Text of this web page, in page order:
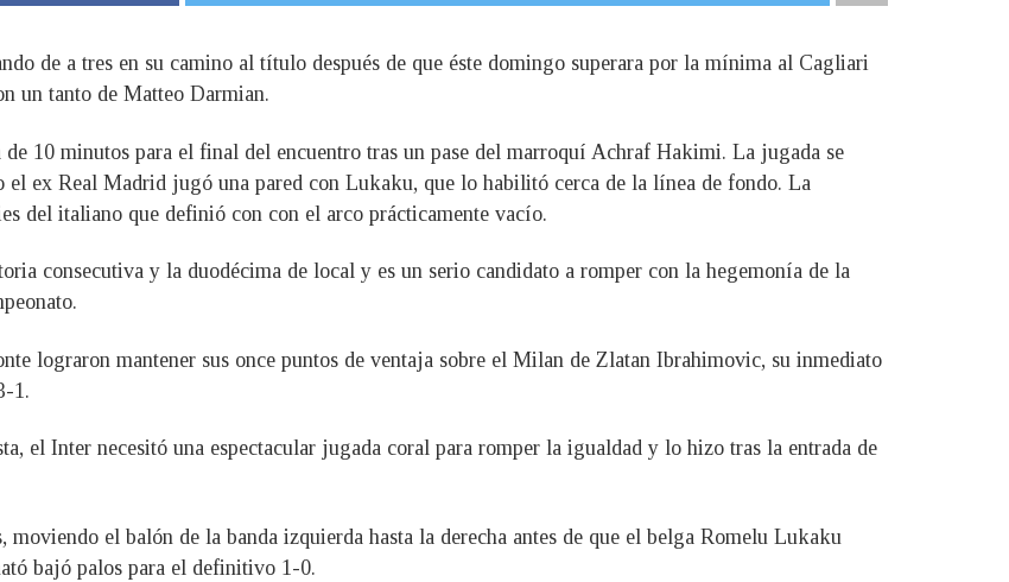
de a tres en su camino al título después de que éste domingo superara por la mínima al Cagliari
un tanto de Matteo Darmian.
10 minutos para el final del encuentro tras un pase del marroquí Achraf Hakimi. La jugada se
el ex Real Madrid jugó una pared con Lukaku, que lo habilitó cerca de la línea de fondo. La
del italiano que definió con con el arco prácticamente vacío.
consecutiva y la duodécima de local y es un serio candidato a romper con la hegemonía de la
lograron mantener sus once puntos de ventaja sobre el Milan de Zlatan Ibrahimovic, su inmediato
1.
el Inter necesitó una espectacular jugada coral para romper la igualdad y lo hizo tras la entrada de
moviendo el balón de la banda izquierda hasta la derecha antes de que el belga Romelu Lukaku
bajó palos para el definitivo 1-0.